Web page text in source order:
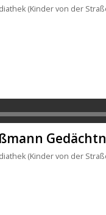
(Kinder von der
(Kinder von der